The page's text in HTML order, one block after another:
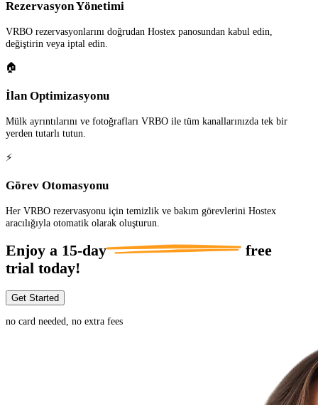
Rezervasyon Yönetimi
VRBO rezervasyonlarını doğrudan Hostex panosundan kabul edin,
değiştirin veya iptal edin.
🏠
İlan Optimizasyonu
Mülk ayrıntılarını ve fotoğrafları VRBO ile tüm kanallarınızda tek bir
yerden tutarlı tutun.
⚡
Görev Otomasyonu
Her VRBO rezervasyonu için temizlik ve bakım görevlerini Hostex
aracılığıyla otomatik olarak oluşturun.
Enjoy a 15-day
free
trial today!
Get Started
no card needed, no extra fees